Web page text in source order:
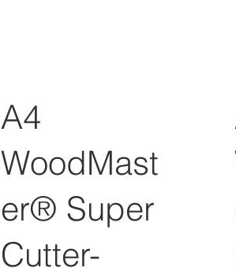
A4
WoodMast
er® Super
Cutter-